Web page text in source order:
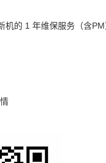
机的 1 年维保服务（含